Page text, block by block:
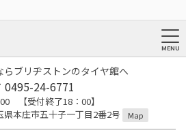
らブリヂストンのタイヤ館へ
0495-24-6771
00 【受付終了18：00】
本庄市五十子一丁目2番2号
Map